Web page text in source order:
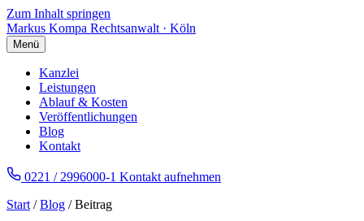
Zum Inhalt springen
Markus Kompa Rechtsanwalt · Köln
Menü
Kanzlei
Leistungen
Ablauf & Kosten
Veröffentlichungen
Blog
Kontakt
0221 / 2996000-1 Kontakt aufnehmen
Start /Blog / Beitrag